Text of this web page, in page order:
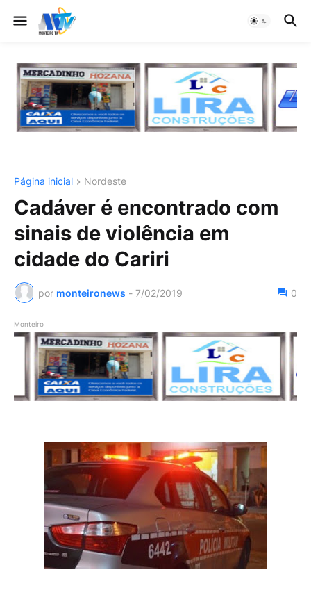
Página inicial Nordeste
Cadáver é encontrado com
sinais de violência em
cidade do Cariri
por monteironews - 7/02/2019 0
Monteiro